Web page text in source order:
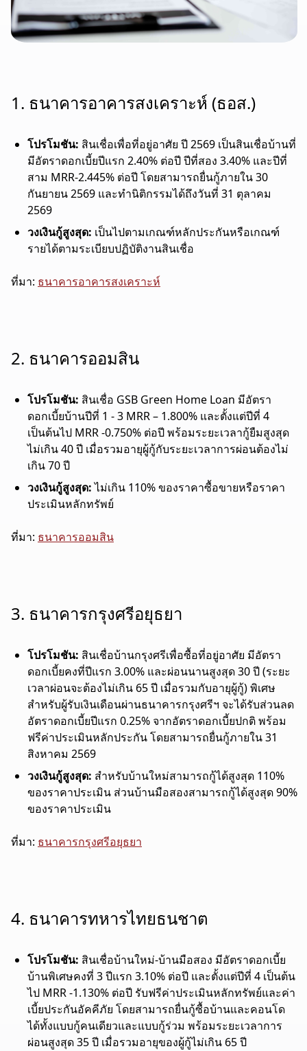
1. ธนาคารอาคารสงเคราะห์ (ธอส.)
โปรโมชัน: สินเชื่อเพื่อที่อยู่อาศัย ปี 2569 เป็นสินเชื่อบ้านที่
มีอัตราดอกเบี้ยปีแรก 2.40% ต่อปี ปีที่สอง 3.40% และปีที่
สาม MRR-2.445% ต่อปี โดยสามารถยื่นกู้ภายใน 30
กันยายน 2569 และทำนิติกรรมได้ถึงวันที่ 31 ตุลาคม
2569
วงเงินกู้สูงสุด: เป็นไปตามเกณฑ์หลักประกันหรือเกณฑ์
รายได้ตามระเบียบปฏิบัติงานสินเชื่อ
ที่มา: ธนาคารอาคารสงเคราะห์
2. ธนาคารออมสิน
โปรโมชัน: สินเชื่อ GSB Green Home Loan มีอัตรา
ดอกเบี้ยบ้านปีที่ 1 - 3 MRR – 1.800% และตั้งแต่ปีที่ 4
เป็นต้นไป MRR -0.750% ต่อปี พร้อมระยะเวลากู้ยืมสูงสุด
ไม่เกิน 40 ปี เมื่อรวมอายุผู้กู้กับระยะเวลาการผ่อนต้องไม่
เกิน 70 ปี
วงเงินกู้สูงสุด:ไม่เกิน 110% ของราคาซื้อขายหรือราคา
ประเมินหลักทรัพย์
ที่มา: ธนาคารออมสิน
3. ธนาคารกรุงศรีอยุธยา
โปรโมชัน: สินเชื่อบ้านกรุงศรีเพื่อซื้อที่อยู่อาศัย มีอัตรา
ดอกเบี้ยคงที่ปีแรก 3.00% และผ่อนนานสูงสุด 30 ปี (ระยะ
เวลาผ่อนจะต้องไม่เกิน 65 ปี เมื่อรวมกับอายุผู้กู้) พิเศษ
สำหรับผู้รับเงินเดือนผ่านธนาคารกรุงศรีฯ จะได้รับส่วนลด
อัตราดอกเบี้ยปีแรก 0.25% จากอัตราดอกเบี้ยปกติ พร้อม
ฟรีค่าประเมินหลักประกัน โดยสามารถยื่นกู้ภายใน 31
สิงหาคม 2569
วงเงินกู้สูงสุด: สำหรับบ้านใหม่สามารถกู้ได้สูงสุด 110%
ของราคาประเมิน ส่วนบ้านมือสองสามารถกู้ได้สูงสุด 90%
ของราคาประเมิน
ที่มา: ธนาคารกรุงศรีอยุธยา
4. ธนาคารทหารไทยธนชาต
โปรโมชัน: สินเชื่อบ้านใหม่-บ้านมือสอง มีอัตราดอกเบี้ย
บ้านพิเศษคงที่ 3 ปีแรก 3.10% ต่อปี และตั้งแต่ปีที่ 4 เป็นต้น
ไป MRR -1.130% ต่อปี รับฟรีค่าประเมินหลักทรัพย์และค่า
เบี้ยประกันอัคคีภัย โดยสามารถยื่นกู้ซื้อบ้านและคอนโด
ได้ทั้งแบบกู้คนเดียวและแบบกู้ร่วม พร้อมระยะเวลาการ
ผ่อนสูงสุด 35 ปี เมื่อรวมอายุของผู้กู้ไม่เกิน 65 ปี